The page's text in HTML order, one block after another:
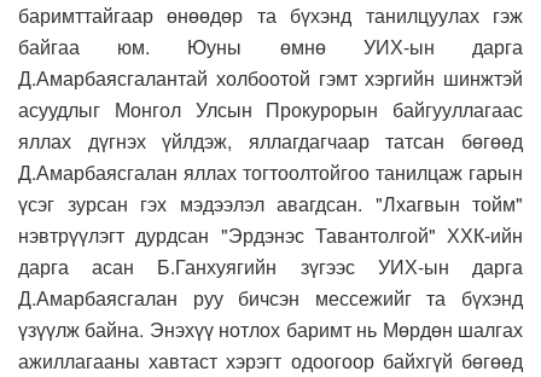
баримттайгаар өнөөдөр та бүхэнд танилцуулах гэж
байгаа юм. Юуны өмнө УИХ-ын дарга
Д.Амарбаясгалантай холбоотой гэмт хэргийн шинжтэй
асуудлыг Монгол Улсын Прокурорын байгууллагаас
яллах дүгнэх үйлдэж, яллагдагчаар татсан бөгөөд
Д.Амарбаясгалан яллах тогтоолтойгоо танилцаж гарын
үсэг зурсан гэх мэдээлэл авагдсан. "Лхагвын тойм"
нэвтрүүлэгт дурдсан "Эрдэнэс Тавантолгой" ХХК-ийн
дарга асан Б.Ганхуягийн зүгээс УИХ-ын дарга
Д.Амарбаясгалан руу бичсэн мессежийг та бүхэнд
үзүүлж байна. Энэхүү нотлох баримт нь Мөрдөн шалгах
ажиллагааны хавтаст хэрэгт одоогоор байхгүй бөгөөд